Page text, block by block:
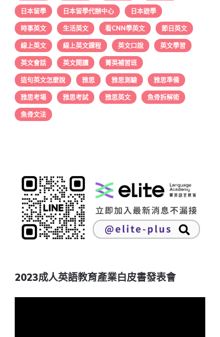
日本留學 日本留學代辦中心 日本遊學
時事英文 生活英文 看CNN學英文 節日英文
線上英文 線上英文課程 英文口說 英文學習
英文會話 英文閱讀 菁英補習班
這句英文怎麼說 雅思 雅思測驗 雅思準備
雅思考場 雅思考試 雅思英文 魚骨拆解術
魚骨文法
2023成人英語教育產業白皮書發表會